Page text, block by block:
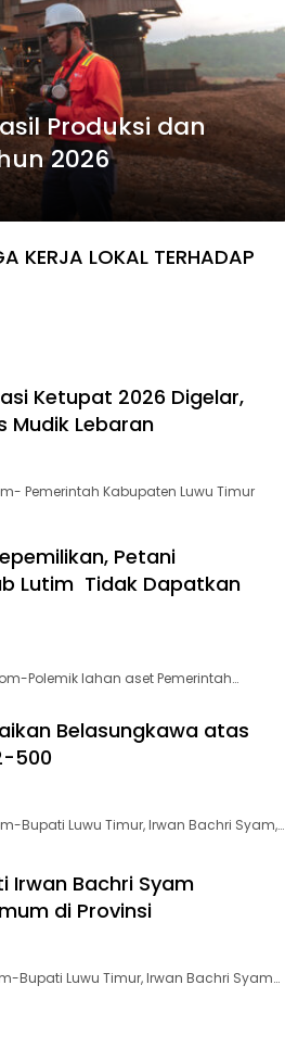
Produksi dan
2026
KERJA LOKAL TERHADAP
Ketupat 2026 Digelar,
Mudik Lebaran
Pemerintah Kabupaten Luwu Timur
Petani
Lutim Tidak Dapatkan
Polemik lahan aset Pemerintah…
Belasungkawa atas
500
Bupati Luwu Timur, Irwan Bachri Syam,…
Irwan Bachri Syam
di Provinsi
Bupati Luwu Timur, Irwan Bachri Syam…